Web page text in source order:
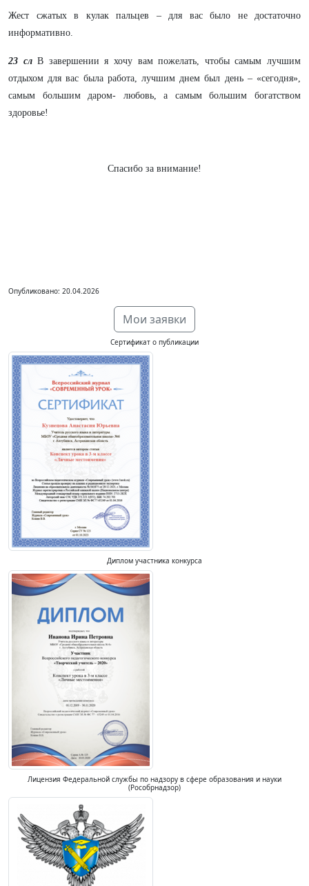
Жест сжатых в кулак пальцев – для вас было не достаточно
информативно.
23 слВ завершении я хочу вам пожелать, чтобы самым лучшим
отдыхом для вас была работа, лучшим днем был день – «сегодня»,
самым большим даром- любовь, а самым большим богатством
здоровье!
Спасибо за внимание!
Опубликовано: 20.04.2026
Мои заявки
Сертификат о публикации
Диплом участника конкурса
Лицензия Федеральной службы по надзору в сфере образования и науки
(Рособрнадзор)